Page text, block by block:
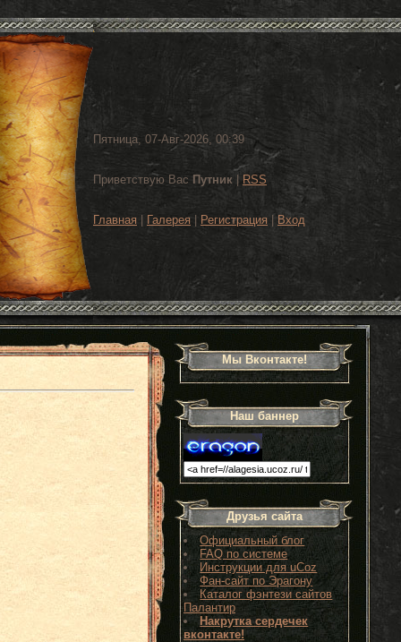
Пятница, 07-Авг-2026, 00:39
Приветствую Вас Путник RSS
Главная Галерея Регистрация Вход
Мы Вконтакте!
Наш баннер
Друзья сайта
Официальный блог
FAQ по системе
Инструкции для uCoz
Фан-сайт по Эрагону
Каталог фэнтези сайтов
Палантир
Накрутка сердечек
вконтакте!